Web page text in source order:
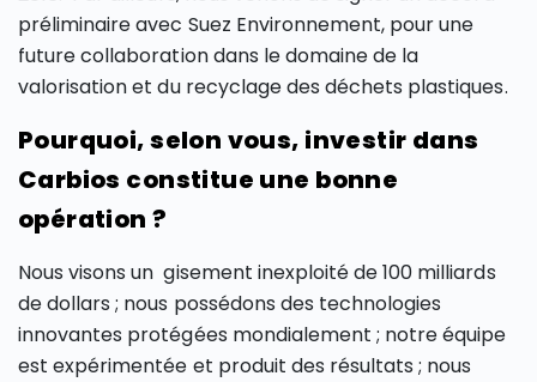
préliminaire avec Suez Environnement, pour une
future collaboration dans le domaine de la
valorisation et du recyclage des déchets plastiques.
Pourquoi, selon vous, investir dans
Carbios constitue une bonne
opération ?
Nous visons un gisement inexploité de 100 milliards
de dollars ; nous possédons des technologies
innovantes protégées mondialement ; notre équipe
est expérimentée et produit des résultats ; nous